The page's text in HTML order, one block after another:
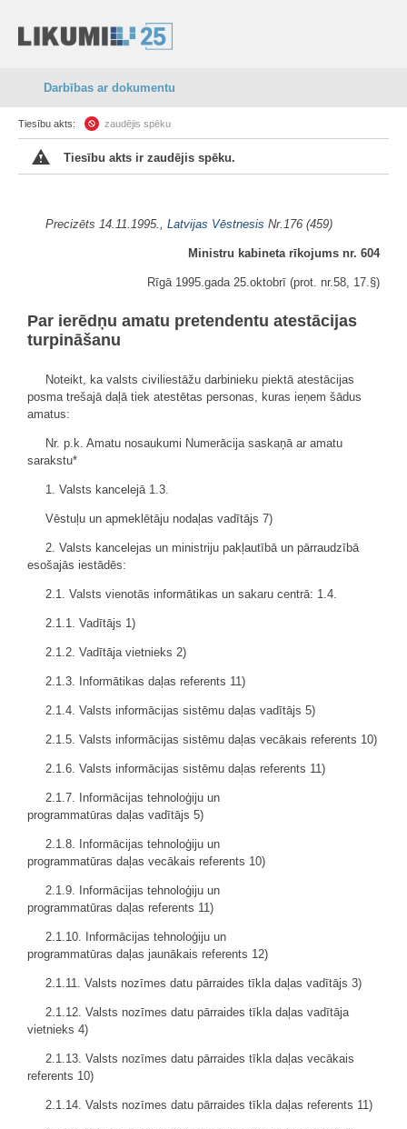
Darbības ar dokumentu
Tiesību akts: zaudējis spēku
Tiesību akts ir zaudējis spēku.
Precizēts 14.11.1995., Latvijas Vēstnesis Nr.176 (459)
Ministru kabineta rīkojums nr. 604
Rīgā 1995.gada 25.oktobrī (prot. nr.58, 17.§)
Par ierēdņu amatu pretendentu atestācijas
turpināšanu
Noteikt, ka valsts civiliestāžu darbinieku piektā atestācijas
posma trešajā daļā tiek atestētas personas, kuras ieņem šādus
amatus:
Nr. p.k. Amatu nosaukumi Numerācija saskaņā ar amatu
sarakstu*
1. Valsts kancelejā 1.3.
Vēstuļu un apmeklētāju nodaļas vadītājs 7)
2. Valsts kancelejas un ministriju pakļautībā un pārraudzībā
esošajās iestādēs:
2.1. Valsts vienotās informātikas un sakaru centrā: 1.4.
2.1.1. Vadītājs 1)
2.1.2. Vadītāja vietnieks 2)
2.1.3. Informātikas daļas referents 11)
2.1.4. Valsts informācijas sistēmu daļas vadītājs 5)
2.1.5. Valsts informācijas sistēmu daļas vecākais referents 10)
2.1.6. Valsts informācijas sistēmu daļas referents 11)
2.1.7. Informācijas tehnoloģiju un
programmatūras daļas vadītājs 5)
2.1.8. Informācijas tehnoloģiju un
programmatūras daļas vecākais referents 10)
2.1.9. Informācijas tehnoloģiju un
programmatūras daļas referents 11)
2.1.10. Informācijas tehnoloģiju un
programmatūras daļas jaunākais referents 12)
2.1.11. Valsts nozīmes datu pārraides tīkla daļas vadītājs 3)
2.1.12. Valsts nozīmes datu pārraides tīkla daļas vadītāja
vietnieks 4)
2.1.13. Valsts nozīmes datu pārraides tīkla daļas vecākais
referents 10)
2.1.14. Valsts nozīmes datu pārraides tīkla daļas referents 11)